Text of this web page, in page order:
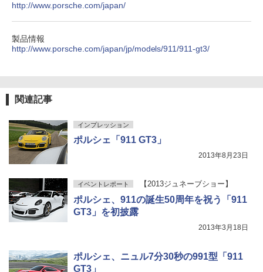
http://www.porsche.com/japan/
製品情報
http://www.porsche.com/japan/jp/models/911/911-gt3/
関連記事
インプレッション
ポルシェ「911 GT3」
2013年8月23日
イベントレポート 【2013ジュネーブショー】
ポルシェ、911の誕生50周年を祝う「911
GT3」を初披露
2013年3月18日
ポルシェ、ニュル7分30秒の991型「911
GT3」